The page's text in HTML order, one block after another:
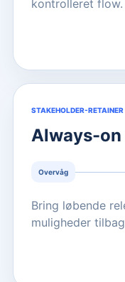
kontrolleret flow.
STAKEHOLDER-RETAINER
Always-
Overvåg
Bring løbende
muligheder